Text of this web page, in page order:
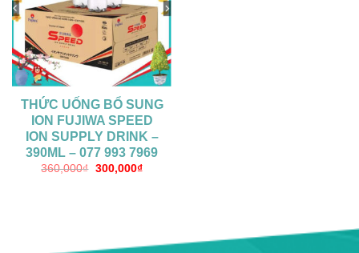
THỨC UỐNG BỔ SUNG
ION FUJIWA SPEED
ION SUPPLY DRINK –
390ML – 077 993 7969
360,000₫ 300,000₫